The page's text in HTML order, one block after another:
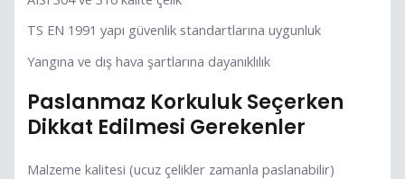
TS EN 1991 yapı güvenlik standartlarına uygunluk
Yangına ve dış hava şartlarına dayanıklılık
Paslanmaz Korkuluk Seçerken
Dikkat Edilmesi Gerekenler
Malzeme kalitesi (ucuz çelikler zamanla paslanabilir)